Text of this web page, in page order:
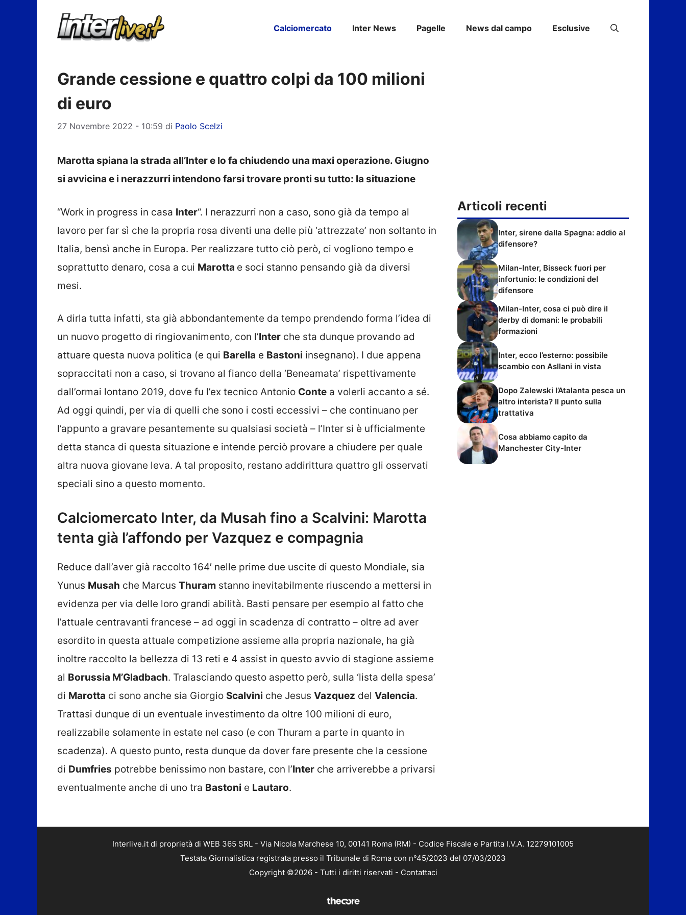
Calciomercato Inter News Pagelle News dal campo Esclusive
Grande cessione e quattro colpi da 100 milioni
di euro
27 Novembre 2022 - 10:59 di Paolo Scelzi
Marotta spiana la strada all’Inter e lo fa chiudendo una maxi operazione. Giugno
si avvicina e i nerazzurri intendono farsi trovare pronti su tutto: la situazione
“Work in progress in casa Inter“. I nerazzurri non a caso, sono già da tempo al
lavoro per far sì che la propria rosa diventi una delle più ‘attrezzate’ non soltanto in
Italia, bensì anche in Europa. Per realizzare tutto ciò però, ci vogliono tempo e
soprattutto denaro, cosa a cui Marotta e soci stanno pensando già da diversi
mesi.
A dirla tutta infatti, sta già abbondantemente da tempo prendendo forma l’idea di
un nuovo progetto di ringiovanimento, con l’Inter che sta dunque provando ad
attuare questa nuova politica (e qui Barella e Bastoni insegnano). I due appena
sopraccitati non a caso, si trovano al fianco della ‘Beneamata’ rispettivamente
dall’ormai lontano 2019, dove fu l’ex tecnico Antonio Conte a volerli accanto a sé.
Ad oggi quindi, per via di quelli che sono i costi eccessivi – che continuano per
l’appunto a gravare pesantemente su qualsiasi società – l’Inter si è ufficialmente
detta stanca di questa situazione e intende perciò provare a chiudere per quale
altra nuova giovane leva. A tal proposito, restano addirittura quattro gli osservati
speciali sino a questo momento.
Calciomercato Inter, da Musah fino a Scalvini: Marotta
tenta già l’affondo per Vazquez e compagnia
Reduce dall’aver già raccolto 164′ nelle prime due uscite di questo Mondiale, sia
Yunus Musah che Marcus Thuram stanno inevitabilmente riuscendo a mettersi in
evidenza per via delle loro grandi abilità. Basti pensare per esempio al fatto che
l’attuale centravanti francese – ad oggi in scadenza di contratto – oltre ad aver
esordito in questa attuale competizione assieme alla propria nazionale, ha già
inoltre raccolto la bellezza di 13 reti e 4 assist in questo avvio di stagione assieme
al Borussia M’Gladbach. Tralasciando questo aspetto però, sulla ‘lista della spesa’
di Marotta ci sono anche sia Giorgio Scalvini che Jesus Vazquez del Valencia.
Trattasi dunque di un eventuale investimento da oltre 100 milioni di euro,
realizzabile solamente in estate nel caso (e con Thuram a parte in quanto in
scadenza). A questo punto, resta dunque da dover fare presente che la cessione
di Dumfries potrebbe benissimo non bastare, con l’Inter che arriverebbe a privarsi
eventualmente anche di uno tra Bastoni e Lautaro.
Articoli recenti
Inter, sirene dalla Spagna: addio al
difensore?
Milan-Inter, Bisseck fuori per
infortunio: le condizioni del
difensore
Milan-Inter, cosa ci può dire il
derby di domani: le probabili
formazioni
Inter, ecco l’esterno: possibile
scambio con Asllani in vista
Dopo Zalewski l’Atalanta pesca un
altro interista? Il punto sulla
trattativa
Cosa abbiamo capito da
Manchester City-Inter
Interlive.it di proprietà di WEB 365 SRL - Via Nicola Marchese 10, 00141 Roma (RM) - Codice Fiscale e Partita I.V.A. 12279101005
Testata Giornalistica registrata presso il Tribunale di Roma con n°45/2023 del 07/03/2023
Copyright ©2026 - Tutti i diritti riservati - Contattaci